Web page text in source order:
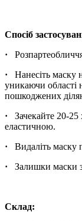
Спосіб
·
Розпарте
·
Нанесіть маску
уникаючи області
пошкоджених
·
Зачекайте 20-
еластичною.
·
Видаліть маску
·
Залишки маски
Склад: